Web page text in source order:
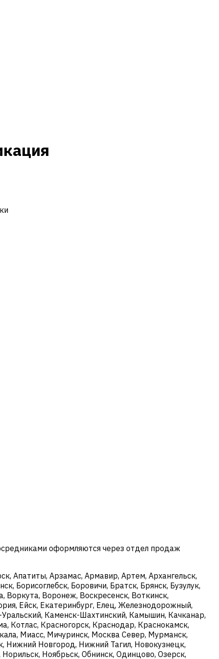
оформляются через отдел продаж
Апатиты, Арзамас, Армавир, Артем, Архангельск,
Борисоглебск, Боровичи, Братск, Брянск, Бузулук,
Воркута, Воронеж, Воскресенск, Воткинск,
Ейск, Екатеринбург, Елец, Железнодорожный,
Каменск-Шахтинский, Камышин, Качканар,
Котлас, Красногорск, Краснодар, Краснокамск,
Миасс, Мичуринск, Москва Север, Мурманск,
Новгород, Нижний Тагил, Новокузнецк,
Ноябрьск, Обнинск, Одинцово, Озерск,